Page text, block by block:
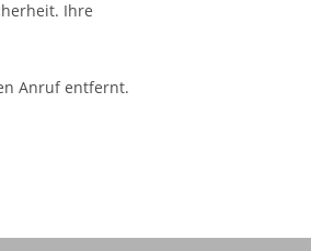
Ihre
Anruf entfernt.